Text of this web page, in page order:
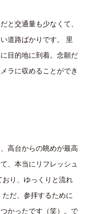
と交通量も少なくて、
道路ばかりです。 里
目的地に到着。念願だ
ラに収めることができ
高台からの眺めが最高
、本当にリフレッシュ
おり、ゆっくりと流れ
だ、参拝するために
かったです（笑）。で